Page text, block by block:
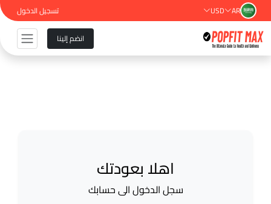
AR
USD
تسجيل الدخول
انضم إلينا
اهلا بعودتك
سجل الدخول الى حسابك